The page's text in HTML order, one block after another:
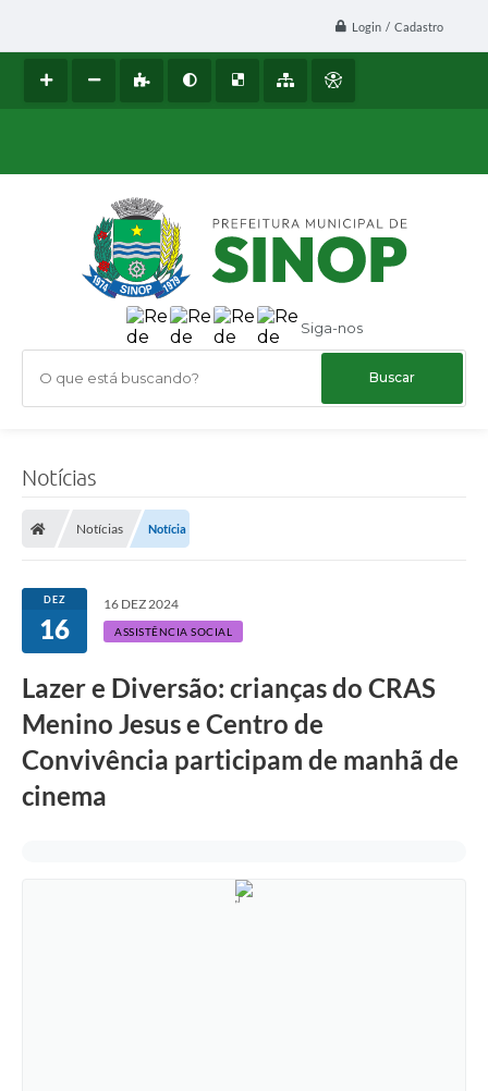
Login / Cadastro
Siga-nos
O que está buscando?
Notícias
Notícias Notícia
DEZ
16
16 DEZ 2024
ASSISTÊNCIA SOCIAL
Lazer e Diversão: crianças do CRAS
Menino Jesus e Centro de
Convivência participam de manhã de
cinema